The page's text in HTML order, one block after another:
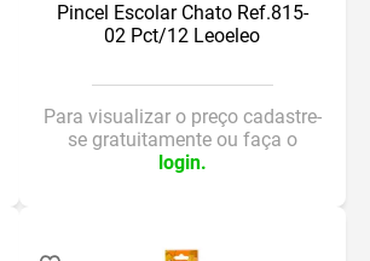
Pincel Escolar Chato Ref.815-
02 Pct/12 Leoeleo
Para visualizar o preço cadastre-
se gratuitamente ou faça o
login.